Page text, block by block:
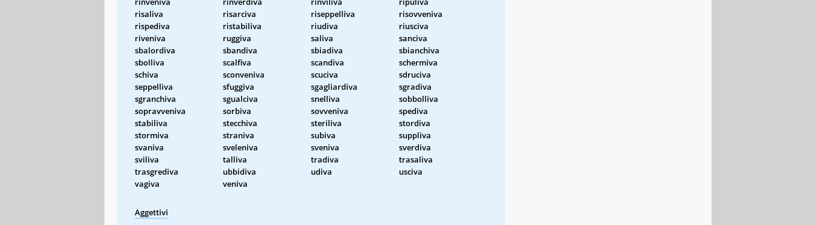
risaliva
risarciva riseppelliva
risovveniva
rispediva
ristabiliva riudiva
riusciva
riveniva
ruggiva saliva
sanciva
sbalordiva
sbandiva sbiadiva
sbianchiva
sbolliva
scalfiva scandiva
schermiva
schiva
sconveniva scuciva
sdruciva
seppelliva
sfuggiva sgagliardiva
sgradiva
sgranchiva
sgualciva snelliva
sobbolliva
sopravveniva
sorbiva sovveniva
spediva
stabiliva
stecchiva steriliva
stordiva
stormiva
straniva subiva
suppliva
svaniva
sveleniva sveniva
sverdiva
sviliva
talliva tradiva
trasaliva
trasgrediva
ubbidiva udiva
usciva
vagiva
veniva
Aggettivi